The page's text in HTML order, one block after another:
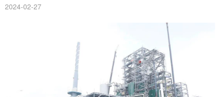
参与近百个国内外化工装置设计建设项目，荣获国家优质工程奖2
西省第十九次优秀工程设计奖（工业类）一等奖、陕西省优秀工程勘
察设计优秀工程设计一等奖等多项荣誉。个人还先后获评公司优秀培
育奖、公司级先进个人以及陕西省渭河化肥厂项目建设先进个人等称
2024-02-27